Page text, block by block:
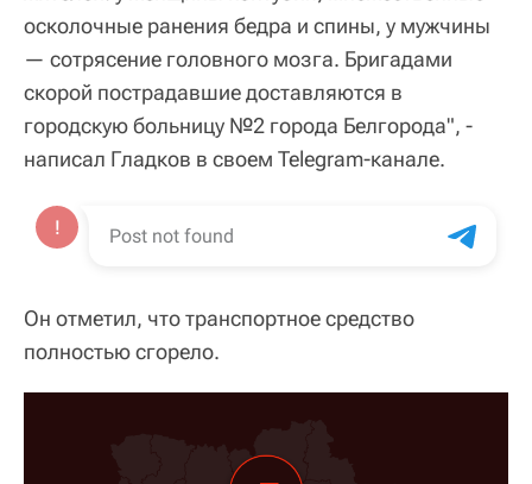
осколочные ранения бедра и спины, у мужчины
— сотрясение головного мозга. Бригадами
скорой пострадавшие доставляются в
городскую больницу №2 города Белгорода", -
написал Гладков в своем Telegram-канале.
Он отметил, что транспортное средство
полностью сгорело.